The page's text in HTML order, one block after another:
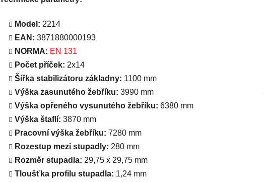
Model: 2214
EAN: 3871880000193
NORMA: EN 131
Počet příček: 2x14
Šířka stabilizátoru základny: 1100 mm
Výška zasunutého žebříku: 3990 mm
Výška opřeného vysunutého žebříku: 6380 mm
Výška štaflí: 3870 mm
Pracovní výška žebříku: 7280 mm
Rozestup mezi stupadly: 280 mm
Rozměr stupadla: 29,75 x 29,75 mm
Tloušťka profilu stupadla: 1,24 mm